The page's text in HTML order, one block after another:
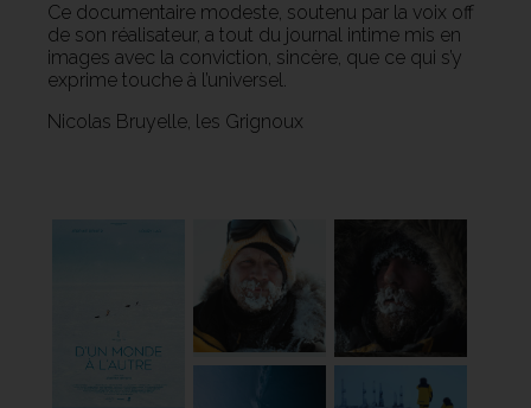
Ce documentaire modeste, soutenu par la voix off
de son réalisateur, a tout du journal intime mis en
images avec la conviction, sincère, que ce qui s’y
exprime touche à l’universel.
Nicolas Bruyelle, les Grignoux